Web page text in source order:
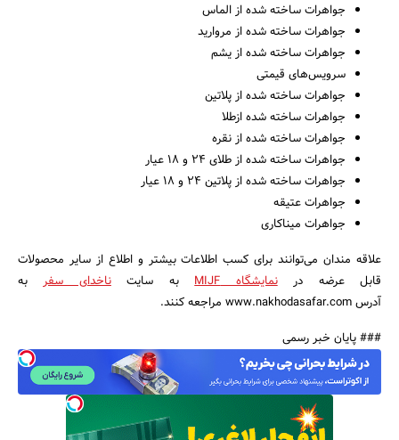
جواهرات ساخته شده از الماس
جواهرات ساخته شده از مروارید
جواهرات ساخته شده از یشم
سرویس‌های قیمتی
جواهرات ساخته شده از پلاتین
جواهرات ساخته شده ازطلا
جواهرات ساخته شده از نقره
جواهرات ساخته شده از طلای 24 و 18 عیار
جواهرات ساخته شده از پلاتین 24 و 18 عیار
جواهرات عتیقه
جواهرات میناکاری
علاقه مندان می‌توانند برای کسب اطلاعات بیشتر و اطلاع از سایر محصولات
قابل عرضه درنمایشگاه MIJF به سایتناخدای سفربه
آدرس www.nakhodasafar.com مراجعه کنند.
### پایان خبر رسمی